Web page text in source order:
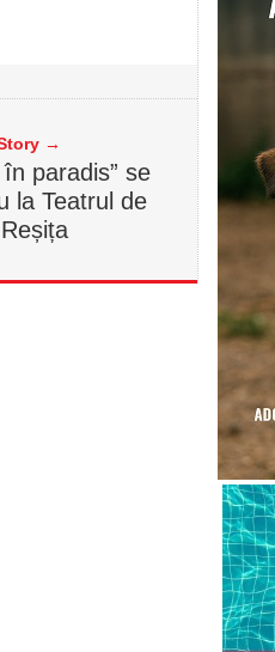
→
paradis” se
la Teatrul de